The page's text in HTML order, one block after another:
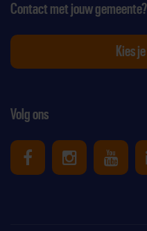
Volg ons
Uniek Sporten
Uniek
Contact met jouw gemeente?
Kies